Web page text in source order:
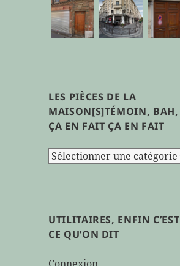
LES PIÈCES DE LA
MAISON[S]TÉMOIN, BAH,
ÇA EN FAIT ÇA EN FAIT
les
maison[s]témoin,
bah,
en
UTILITAIRES, ENFIN C’EST
CE QU’ON DIT